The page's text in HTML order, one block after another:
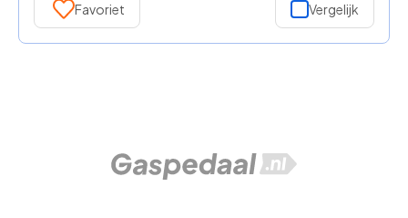
Favoriet Vergelijk